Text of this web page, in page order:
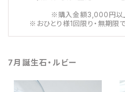
※購入金額3,000円以
※おひとり様1回限り・無期限
7月誕生石・ルビー